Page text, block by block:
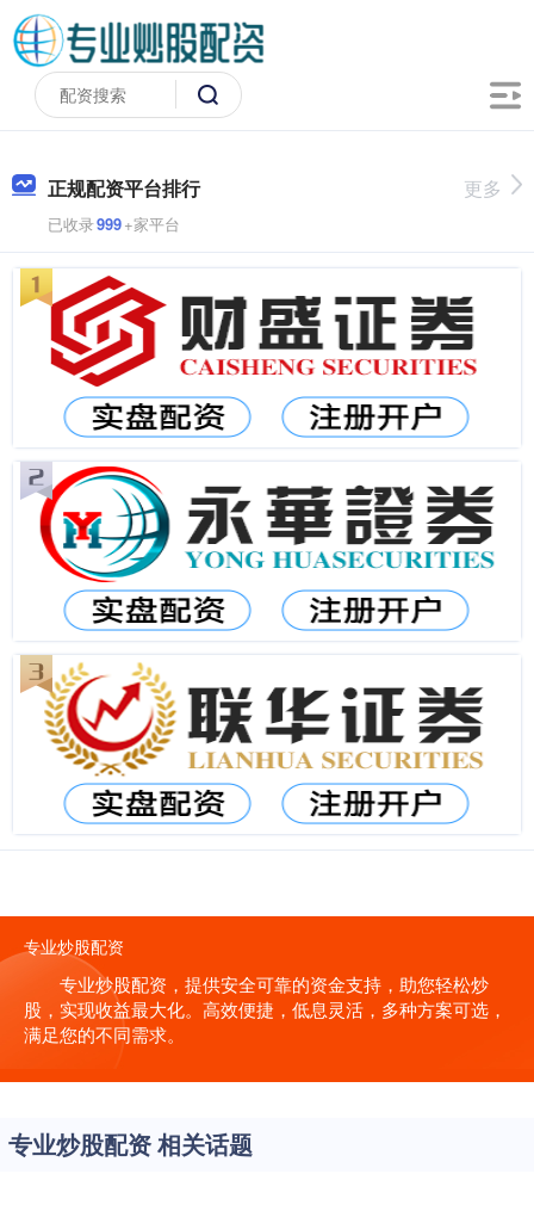
正规配资平台排行
已收录999+家平台
更多
专业炒股配资
专业炒股配资，提供安全可靠的资金支持，助您轻松炒
股，实现收益最大化。高效便捷，低息灵活，多种方案可选，
满足您的不同需求。
专业炒股配资 相关话题